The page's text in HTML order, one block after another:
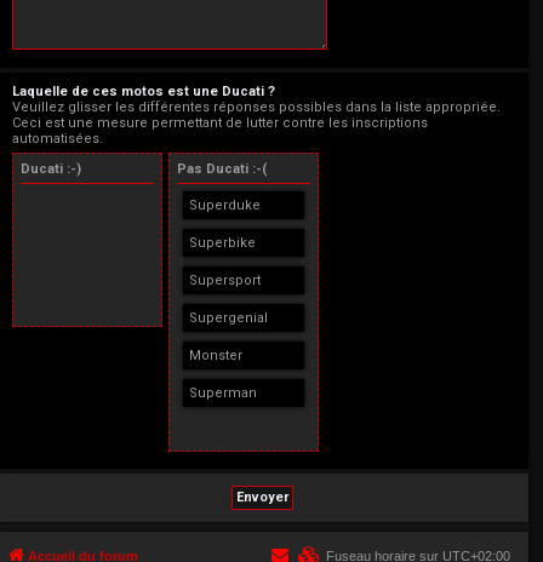
Laquelle de ces motos est une Ducati ?
Veuillez glisser les différentes réponses possibles dans la liste appropriée.
Ceci est une mesure permettant de lutter contre les inscriptions
automatisées.
Ducati :-)
Pas Ducati :-(
Superduke
Superbike
Supersport
Supergenial
Monster
Superman
Accueil du forum Fuseau horaire sur UTC+02:00